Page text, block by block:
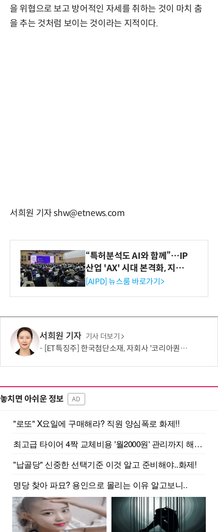
을 위협으로 보고 방어적인 자세를 취하는 것이 마치 춤
을 추는 것처럼 보이는 것이라는 지적이다.
서희원 기자 shw@etnews.com
“특허분석도 AI와 함께”…IP
산업 'AX' 시대 본격화, 지식
재산처 1호 AI IP데이터분석
[AIPD] 뉴스룸 바로가기>
서희원 기자 기사 더보기
[ET특징주] 한국첨단소재, 자회사 '코리아퀀텀' QOBLIB 등재에 기대감… 주가 上
놓치면 아쉬운 정보 AD